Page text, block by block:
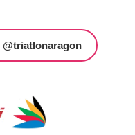
@triatlonaragon